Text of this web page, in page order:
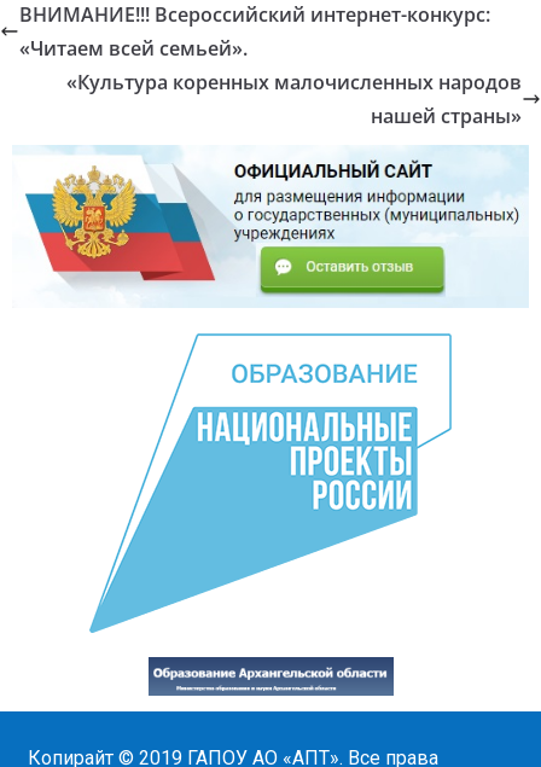
ВНИМАНИЕ!!! Всероссийский интернет-конкурс:
«Читаем всей семьей».
«Культура коренных малочисленных народов
нашей страны»
Копирайт © 2019 ГАПОУ АО «АПТ». Все права